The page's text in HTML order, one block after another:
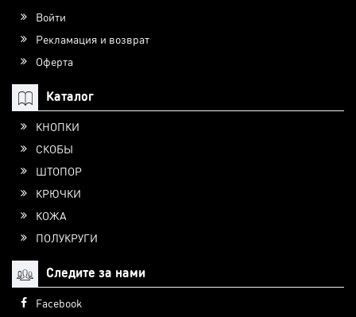
Войти
Рекламация и возврат
Оферта
Каталог
КНОПКИ
СКОБЫ
ШТОПОР
КРЮЧКИ
КОЖА
ПОЛУКРУГИ
Следите за нами
Facebook